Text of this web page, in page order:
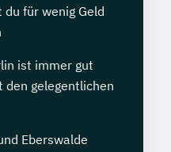
für wenig Geld
ist immer gut
gelegentlichen
Eberswalde